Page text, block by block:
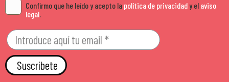
Confirmo que he leído y acepto la política de privacidady el aviso
legal.
Suscríbete